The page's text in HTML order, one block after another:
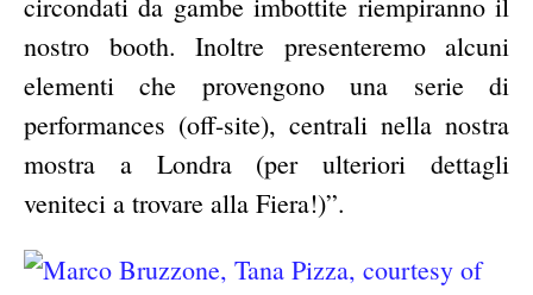
nostro booth. Inoltre presenteremo alcuni
elementi che provengono una serie di
performances (off-site), centrali nella nostra
mostra a Londra (per ulteriori dettagli
veniteci a trovare alla Fiera!)”.